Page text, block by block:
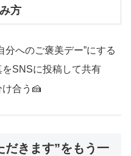
方
分へのご褒美デー”にする
SNSに投稿して共有
合う🍰
だきます”をもう一